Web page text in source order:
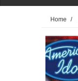
Home /